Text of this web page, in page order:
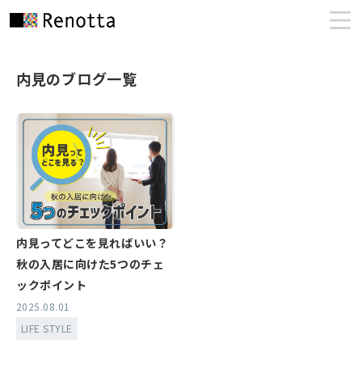
内見のブログ一覧
内見ってどこを見ればいい？
秋の入居に向けた5つのチェ
ックポイント
2025.08.01
LIFE STYLE